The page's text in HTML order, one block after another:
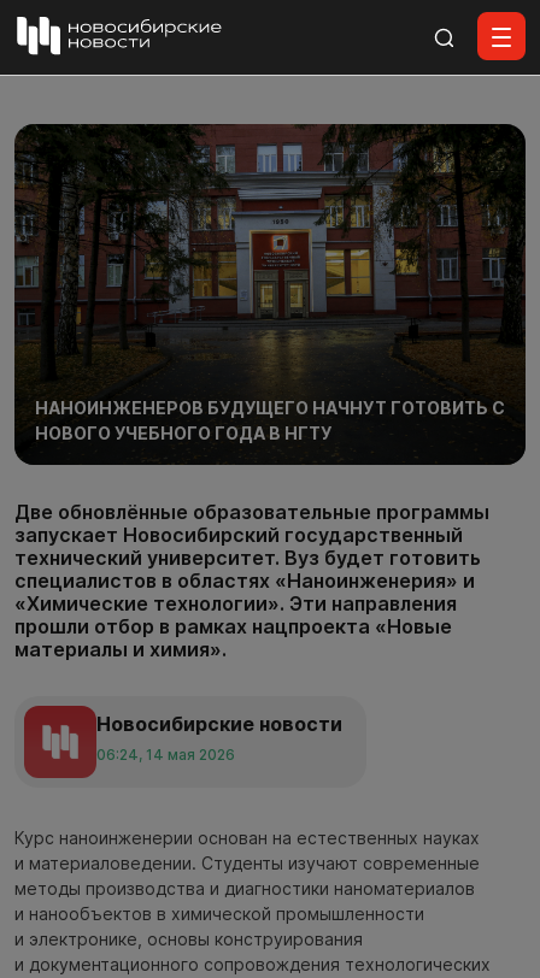
НАНОИНЖЕНЕРОВ БУДУЩЕГО НАЧНУТ ГОТОВИТЬ С
НОВОГО УЧЕБНОГО ГОДА В НГТУ
Две обновлённые образовательные программы
запускает Новосибирский государственный
технический университет. Вуз будет готовить
специалистов в областях «Наноинженерия» и
«Химические технологии». Эти направления
прошли отбор в рамках нацпроекта «Новые
материалы и химия».
Новосибирские новости
06:24, 14 мая 2026
Курс наноинженерии основан на естественных науках
и материаловедении. Студенты изучают современные
методы производства и диагностики наноматериалов
и нанообъектов в химической промышленности
и электронике, основы конструирования
и документационного сопровождения технологических